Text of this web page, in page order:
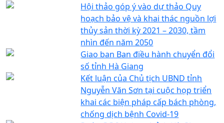
Hội thảo góp ý vào dự thảo Quy
hoạch bảo vệ và khai thác nguồn lợi
thủy sản thời kỳ 2021 – 2030, tầm
nhìn đến năm 2050
Giao ban Ban điều hành chuyển đổi
số tỉnh Hà Giang
Kết luận của Chủ tịch UBND tỉnh
Nguyễn Văn Sơn tại cuộc họp triển
khai các biện pháp cấp bách phòng,
chống dịch bệnh Covid-19